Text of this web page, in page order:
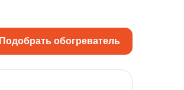
Подобрать обогреватель